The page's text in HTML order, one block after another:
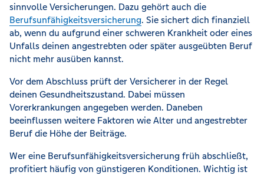
sinnvolle Versicherungen. Dazu gehört auch die
Berufsunfähigkeitsversicherung. Sie sichert dich finanziell
ab, wenn du aufgrund einer schweren Krankheit oder eines
Unfalls deinen angestrebten oder später ausgeübten Beruf
nicht mehr ausüben kannst.
Vor dem Abschluss prüft der Versicherer in der Regel
deinen Gesundheitszustand. Dabei müssen
Vorerkrankungen angegeben werden. Daneben
beeinflussen weitere Faktoren wie Alter und angestrebter
Beruf die Höhe der Beiträge.
Wer eine Berufsunfähigkeitsversicherung früh abschließt,
profitiert häufig von günstigeren Konditionen. Wichtig ist